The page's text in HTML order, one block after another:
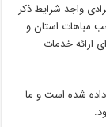
واجد شرایط ذکر
مباهات استان و
ارائه خدمات
شده است و ما